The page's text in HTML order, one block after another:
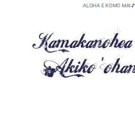
ALOHA E KOMO MAI🎵